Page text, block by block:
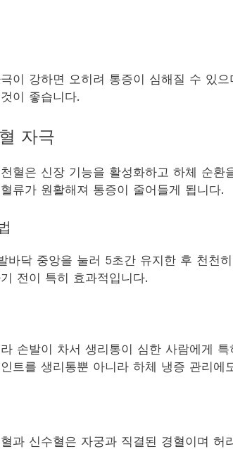
이 강하면 오히려 통증이 심해질 수 있
이 좋습니다.
자극
혈은 신장 기능을 활성화하고 하체 순
류가 원활해져 통증이 줄어들게 됩니다.
바닥 중앙을 눌러 5초간 유지한 후 천천
전이 특히 효과적입니다.
손발이 차서 생리통이 심한 사람에게
트를 생리통뿐 아니라 하체 냉증 관리에
과 신수혈은 자궁과 직결된 경혈이며 허